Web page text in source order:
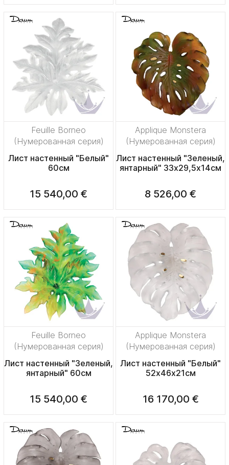
Feuille Borneo
(Нумерованная серия)
Лист настенный "Белый"
60см
15 540,00 €
Applique Monstera
(Нумерованная серия)
Лист настенный "Зеленый,
янтарный" 33х29,5х14см
8 526,00 €
Feuille Borneo
(Нумерованная серия)
Лист настенный "Зеленый,
янтарный" 60см
15 540,00 €
Applique Monstera
(Нумерованная серия)
Лист настенный "Белый"
52х46х21см
16 170,00 €